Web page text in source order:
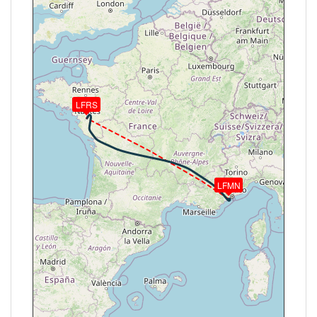
TAT -54° / WIND 121/39kt
[19:06:28Z] L'appareil à 30970ft / KIAS 264kts / GS
459kts / HDG 280° / TAT -54° / WIND 119/41kt
[19:09:11Z] L'appareil en montée / KIAS 263kts / GS
461kts / VS 109FPM / ALT 30940ft / PITCH -1.67° /
HDG 294° / TAT -55° / WIND 117/43kt
[19:09:32Z] L'appareil à 30950ft / KIAS 265kts / GS
461kts / HDG 296° / TAT -55° / WIND 115/40kt
[19:10:01Z] L'appareil en montée / KIAS 265kts / GS
461kts / VS 68FPM / ALT 30950ft / PITCH -2.1° /
HDG 295° / TAT -55° / WIND 118/40kt
[19:10:12Z] L'appareil à 30950ft / KIAS 265kts / GS
461kts / HDG 295° / TAT -55° / WIND 115/39kt
[19:11:23Z] L'appareil en descente / ALT 30890ft /
KIAS 263kts / GS 459kts / HDG 295° / VS -50FPM /
TAT -55° / WIND 114/40kt
[19:11:31Z] L'appareil à 30890ft / KIAS 263kts / GS
461kts / HDG 295° / TAT -55° / WIND 115/41kt
[19:11:58Z] L'appareil en descente / ALT 30780ft /
KIAS 264kts / GS 461kts / HDG 295° / VS -1009FPM
/ TAT -55° / WIND 116/43kt
LFMN
LFRS